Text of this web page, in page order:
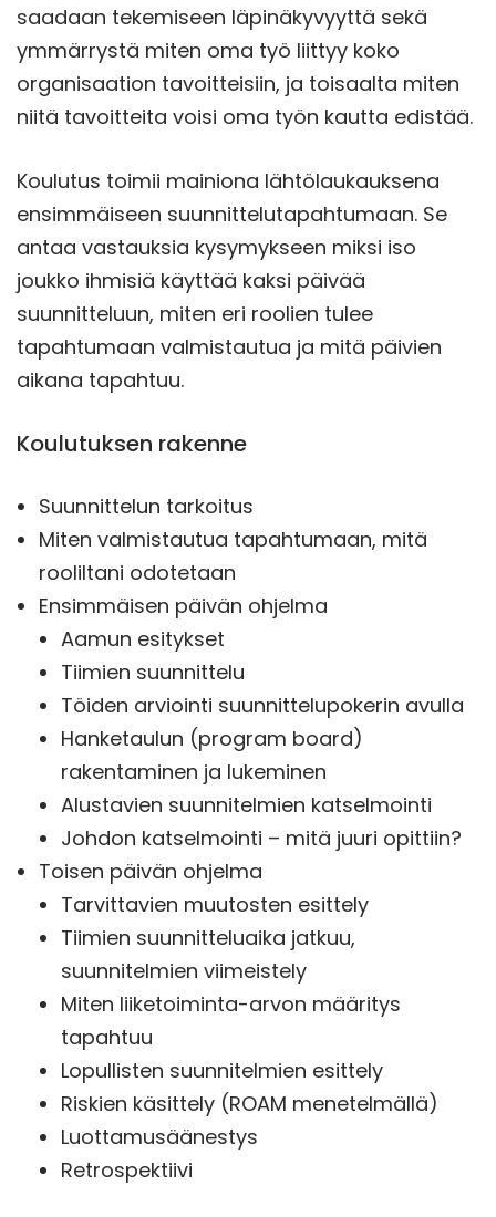
saadaan tekemiseen läpinäkyvyyttä sekä
ymmärrystä miten oma työ liittyy koko
organisaation tavoitteisiin, ja toisaalta miten
niitä tavoitteita voisi oma työn kautta edistää.
Koulutus toimii mainiona lähtölaukauksena
ensimmäiseen suunnittelutapahtumaan. Se
antaa vastauksia kysymykseen miksi iso
joukko ihmisiä käyttää kaksi päivää
suunnitteluun, miten eri roolien tulee
tapahtumaan valmistautua ja mitä päivien
aikana tapahtuu.
Koulutuksen rakenne
Suunnittelun tarkoitus
Miten valmistautua tapahtumaan, mitä
rooliltani odotetaan
Ensimmäisen päivän ohjelma
Aamun esitykset
Tiimien suunnittelu
Töiden arviointi suunnittelupokerin avulla
Hanketaulun (program board)
rakentaminen ja lukeminen
Alustavien suunnitelmien katselmointi
Johdon katselmointi – mitä juuri opittiin?
Toisen päivän ohjelma
Tarvittavien muutosten esittely
Tiimien suunnitteluaika jatkuu,
suunnitelmien viimeistely
Miten liiketoiminta-arvon määritys
tapahtuu
Lopullisten suunnitelmien esittely
Riskien käsittely (ROAM menetelmällä)
Luottamusäänestys
Retrospektiivi